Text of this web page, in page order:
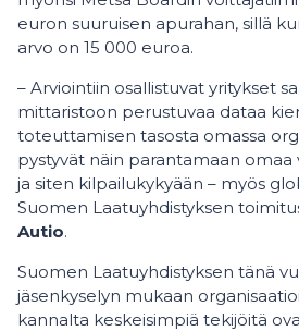
euron suuruisen apurahan, sillä
arvo on 15 000 euroa.
– Arviointiin osallistuvat yritykset
mittaristoon perustuvaa dataa
toteuttamisen tasosta omassa
pystyvät näin parantamaan omaa
ja siten kilpailukykyään – myös
Suomen Laatuyhdistyksen
Autio.
Suomen Laatuyhdistyksen tänä
jäsenkyselyn mukaan
kannalta keskeisimpiä tekijöitä